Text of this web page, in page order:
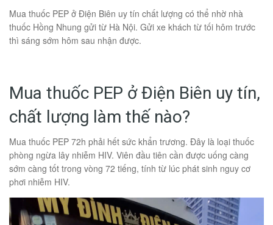
Mua thuốc PEP ở Điện Biên uy tín chất lượng có thể nhờ nhà
thuốc Hồng Nhung gửi từ Hà Nội. Gửi xe khách từ tối hôm trước
thì sáng sớm hôm sau nhận được.
Mua thuốc PEP ở Điện Biên uy tín,
chất lượng làm thế nào?
Mua thuốc PEP 72h phải hết sức khẩn trương. Đây là loại thuốc
phòng ngừa lây nhiễm HIV. Viên đầu tiên cần được uống càng
sớm càng tốt trong vòng 72 tiếng, tính từ lúc phát sinh nguy cơ
phơi nhiễm HIV.